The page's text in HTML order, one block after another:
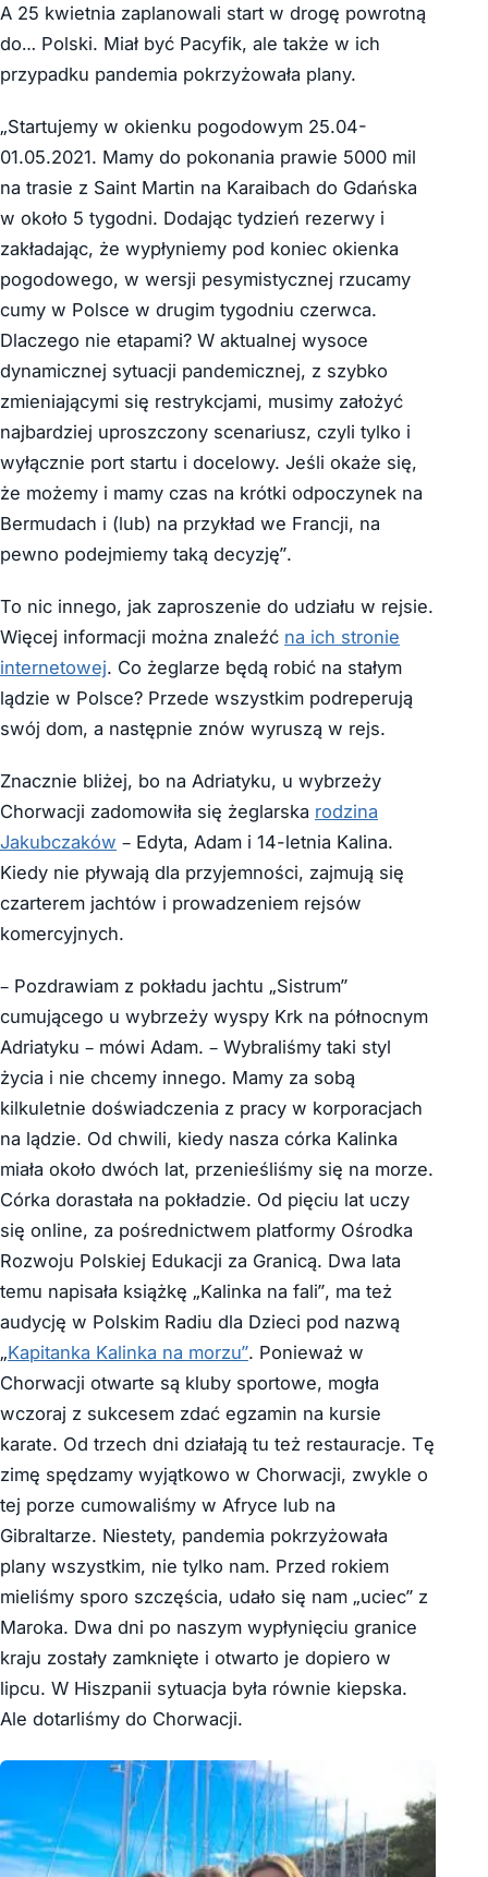
A 25 kwietnia zaplanowali start w drogę powrotną
do… Polski. Miał być Pacyfik, ale także w ich
przypadku pandemia pokrzyżowała plany.
„Startujemy w okienku pogodowym 25.04-
01.05.2021. Mamy do pokonania prawie 5000 mil
na trasie z Saint Martin na Karaibach do Gdańska
w około 5 tygodni. Dodając tydzień rezerwy i
zakładając, że wypłyniemy pod koniec okienka
pogodowego, w wersji pesymistycznej rzucamy
cumy w Polsce w drugim tygodniu czerwca.
Dlaczego nie etapami? W aktualnej wysoce
dynamicznej sytuacji pandemicznej, z szybko
zmieniającymi się restrykcjami, musimy założyć
najbardziej uproszczony scenariusz, czyli tylko i
wyłącznie port startu i docelowy. Jeśli okaże się,
że możemy i mamy czas na krótki odpoczynek na
Bermudach i (lub) na przykład we Francji, na
pewno podejmiemy taką decyzję”.
To nic innego, jak zaproszenie do udziału w rejsie.
Więcej informacji można znaleźć na ich stronie
internetowej. Co żeglarze będą robić na stałym
lądzie w Polsce? Przede wszystkim podreperują
swój dom, a następnie znów wyruszą w rejs.
Znacznie bliżej, bo na Adriatyku, u wybrzeży
Chorwacji zadomowiła się żeglarska rodzina
Jakubczaków – Edyta, Adam i 14-letnia Kalina.
Kiedy nie pływają dla przyjemności, zajmują się
czarterem jachtów i prowadzeniem rejsów
komercyjnych.
– Pozdrawiam z pokładu jachtu „Sistrum”
cumującego u wybrzeży wyspy Krk na północnym
Adriatyku – mówi Adam. – Wybraliśmy taki styl
życia i nie chcemy innego. Mamy za sobą
kilkuletnie doświadczenia z pracy w korporacjach
na lądzie. Od chwili, kiedy nasza córka Kalinka
miała około dwóch lat, przenieśliśmy się na morze.
Córka dorastała na pokładzie. Od pięciu lat uczy
się online, za pośrednictwem platformy Ośrodka
Rozwoju Polskiej Edukacji za Granicą. Dwa lata
temu napisała książkę „Kalinka na fali”, ma też
audycję w Polskim Radiu dla Dzieci pod nazwą
„Kapitanka Kalinka na morzu”. Ponieważ w
Chorwacji otwarte są kluby sportowe, mogła
wczoraj z sukcesem zdać egzamin na kursie
karate. Od trzech dni działają tu też restauracje. Tę
zimę spędzamy wyjątkowo w Chorwacji, zwykle o
tej porze cumowaliśmy w Afryce lub na
Gibraltarze. Niestety, pandemia pokrzyżowała
plany wszystkim, nie tylko nam. Przed rokiem
mieliśmy sporo szczęścia, udało się nam „uciec” z
Maroka. Dwa dni po naszym wypłynięciu granice
kraju zostały zamknięte i otwarto je dopiero w
lipcu. W Hiszpanii sytuacja była równie kiepska.
Ale dotarliśmy do Chorwacji.